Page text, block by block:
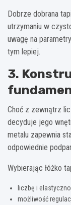
Dobrze dobrana
utrzymaniu w
uwagę na
tym lepiej.
3.
Choć z zewnątrz
decyduje jego
metalu zapewnia
odpowiednie
Wybierając łóżko
liczbę i
możliwość